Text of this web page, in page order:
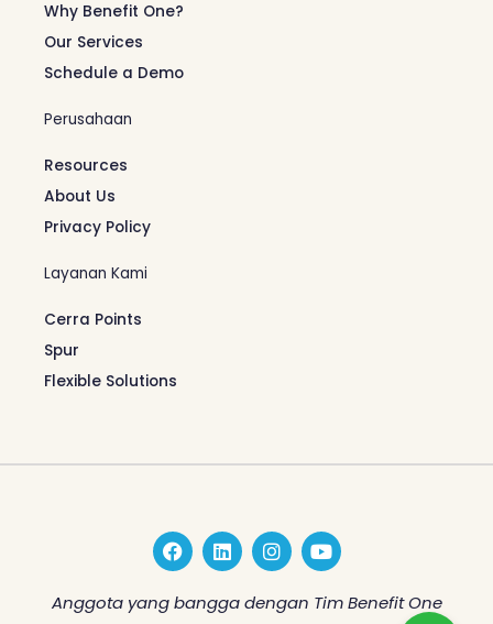
Why Benefit One?
Our Services
Schedule a Demo
Perusahaan
Resources
About Us
Privacy Policy
Layanan Kami
Cerra Points
Spur
Flexible Solutions
F
a
c
e
L
i
n
k
I
n
s
t
Y
o
u
t
Anggota yang bangga dengan Tim Benefit One